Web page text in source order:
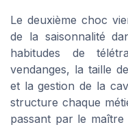
Le deuxième choc
de la saisonnalité
habitudes de
vendanges, la taille
et la gestion de la
structure chaque
passant par le